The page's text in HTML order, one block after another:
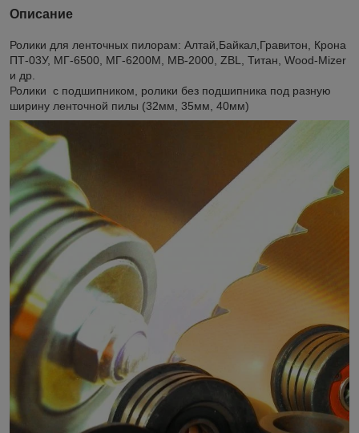
Описание
Ролики для ленточных пилорам: Алтай,Байкал,Гравитон, Крона
ПТ-03У, МГ-6500, МГ-6200М, МВ-2000, ZBL, Титан, Wood-Mizer
и др.
Ролики с подшипником, ролики без подшипника под разную
ширину ленточной пилы (32мм, 35мм, 40мм)